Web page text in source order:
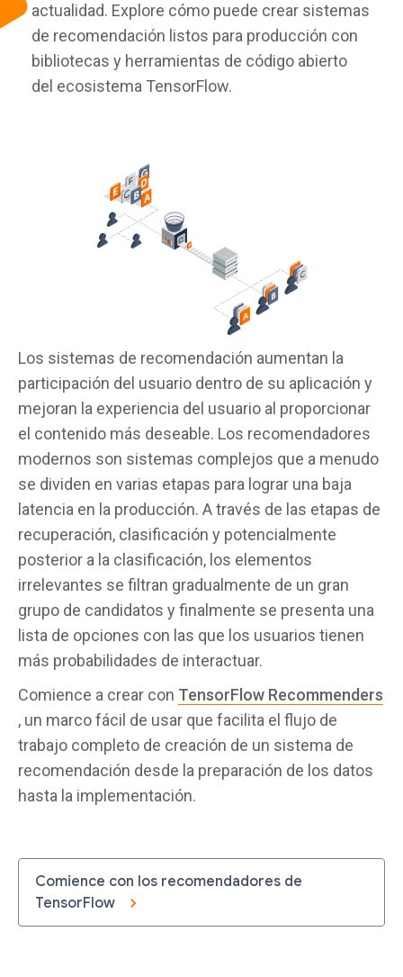
actualidad. Explore cómo puede crear sistemas
de recomendación listos para producción con
bibliotecas y herramientas de código abierto
del ecosistema TensorFlow.
Los sistemas de recomendación aumentan la
participación del usuario dentro de su aplicación y
mejoran la experiencia del usuario al proporcionar
el contenido más deseable. Los recomendadores
modernos son sistemas complejos que a menudo
se dividen en varias etapas para lograr una baja
latencia en la producción. A través de las etapas de
recuperación, clasificación y potencialmente
posterior a la clasificación, los elementos
irrelevantes se filtran gradualmente de un gran
grupo de candidatos y finalmente se presenta una
lista de opciones con las que los usuarios tienen
más probabilidades de interactuar.
Comience a crear con TensorFlow Recommenders
, un marco fácil de usar que facilita el flujo de
trabajo completo de creación de un sistema de
recomendación desde la preparación de los datos
hasta la implementación.
Comience con los recomendadores de
TensorFlow